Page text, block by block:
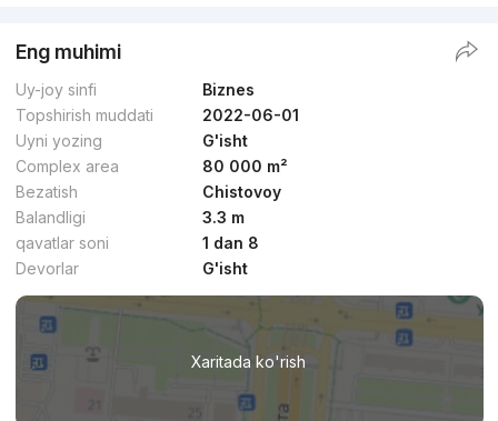
Eng muhimi
Uy-joy sinfi
Biznes
Topshirish muddati
2022-06-01
Uyni yozing
G'isht
Complex area
80 000 m²
Bezatish
Chistovoy
Balandligi
3.3 m
qavatlar soni
1 dan 8
Devorlar
G'isht
Xaritada ko'rish